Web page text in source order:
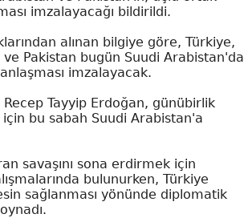
imzalayacağı bildirildi.
alınan bilgiye göre, Türkiye,
Pakistan bugün Suudi Arabistan'da
imzalayacak.
Recep Tayyip Erdoğan, günübirlik
için bu sabah Suudi Arabistan'a
savaşını sona erdirmek için
bulunurken, Türkiye
sağlanması yönünde diplomatik